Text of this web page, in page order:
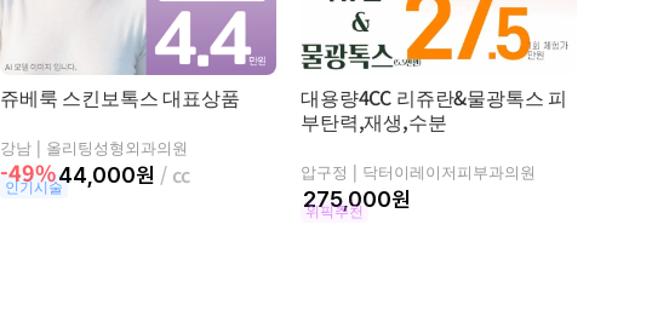
쥬베룩 스킨보톡스 대표상품
강남 | 올리팅성형외과의원
-49%44,000원
인기시술
대용량4CC 리쥬란&물광톡스 피
부탄력,재생,수분
압구정 | 닥터이레이저피부과의원
원
위픽추천